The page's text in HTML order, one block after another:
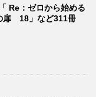
Re：ゼロから始める
扉 18」など311冊